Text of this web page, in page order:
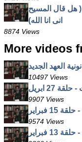
موضوع ( هل قال المسيح
انى انا الله)
8874 Views
More videos
10497 Views
27 ابريل
9907 Views
15 فبراير
9574 Views
13 فبراير